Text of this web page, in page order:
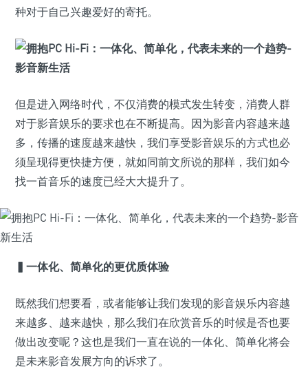
种对于自己兴趣爱好的寄托。
但是进入网络时代，不仅消费的模式发生转变，消费人群
对于影音娱乐的要求也在不断提高。因为影音内容越来越
多，传播的速度越来越快，我们享受影音娱乐的方式也必
须呈现得更快捷方便，就如同前文所说的那样，我们如今
找一首音乐的速度已经大大提升了。
▍一体化、简单化的更优质体验
既然我们想要看，或者能够让我们发现的影音娱乐内容越
来越多、越来越快，那么我们在欣赏音乐的时候是否也要
做出改变呢？这也是我们一直在说的一体化、简单化将会
是未来影音发展方向的诉求了。